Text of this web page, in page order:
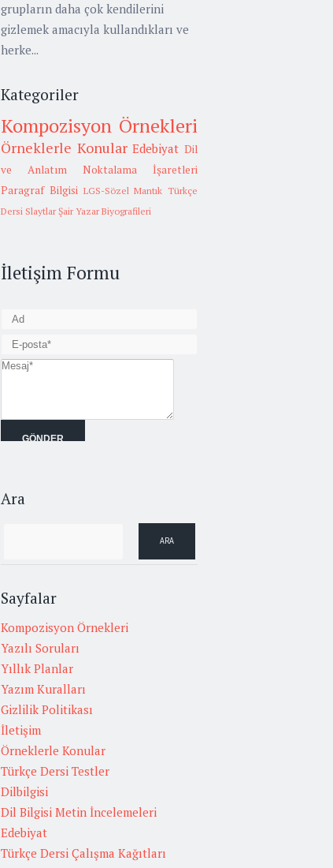
grupların daha çok kendilerini
gizlemek amacıyla kullandıkları ve
herke...
Kategoriler
Kompozisyon Örnekleri
Örneklerle Konular Edebiyat Dil
ve Anlatım
Noktalama İşaretleri
Paragraf Bilgisi LGS-Sözel Mantık Türkçe
Dersi Slaytlar Şair Yazar Biyografileri
İletişim Formu
Ara
Sayfalar
Kompozisyon Örnekleri
Yazılı Soruları
Yıllık Planlar
Yazım Kuralları
Gizlilik Politikası
İletişim
Örneklerle Konular
Türkçe Dersi Testler
Dilbilgisi
Dil Bilgisi Metin İncelemeleri
Edebiyat
Türkçe Dersi Çalışma Kağıtları